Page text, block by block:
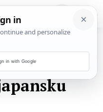
in with Google